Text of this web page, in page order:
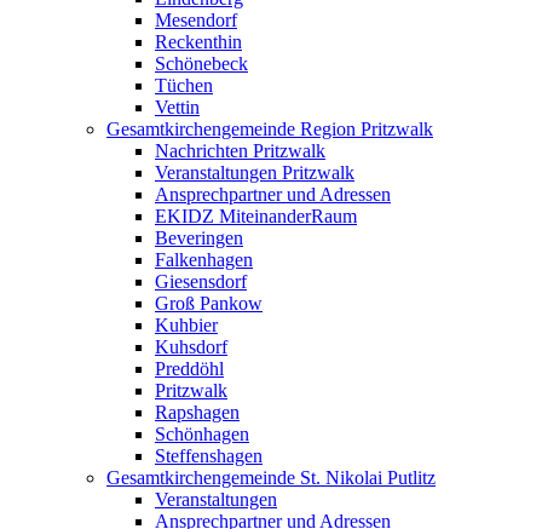
Mesendorf
Reckenthin
Schönebeck
Tüchen
Vettin
Gesamtkirchengemeinde Region Pritzwalk
Nachrichten Pritzwalk
Veranstaltungen Pritzwalk
Ansprechpartner und Adressen
EKIDZ MiteinanderRaum
Beveringen
Falkenhagen
Giesensdorf
Groß Pankow
Kuhbier
Kuhsdorf
Preddöhl
Pritzwalk
Rapshagen
Schönhagen
Steffenshagen
Gesamtkirchengemeinde St. Nikolai Putlitz
Veranstaltungen
Ansprechpartner und Adressen